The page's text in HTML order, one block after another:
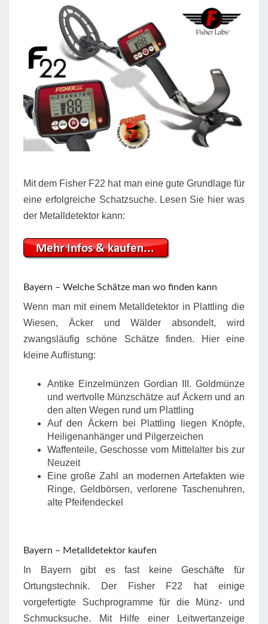
Mit dem Fisher F22 hat man eine gute Grundlage für
eine erfolgreiche Schatzsuche. Lesen Sie hier was
der Metalldetektor kann:
Bayern – Welche Schätze man wo finden kann
Wenn man mit einem Metalldetektor in Plattling die
Wiesen, Äcker und Wälder absondelt, wird
zwangsläufig schöne Schätze finden. Hier eine
kleine Auflistung:
Antike Einzelmünzen Gordian III. Goldmünze
und wertvolle Münzschätze auf Äckern und an
den alten Wegen rund um Plattling
Auf den Äckern bei Plattling liegen Knöpfe,
Heiligenanhänger und Pilgerzeichen
Waffenteile, Geschosse vom Mittelalter bis zur
Neuzeit
Eine große Zahl an modernen Artefakten wie
Ringe, Geldbörsen, verlorene Taschenuhren,
alte Pfeifendeckel
Bayern – Metalldetektor kaufen
In Bayern gibt es fast keine Geschäfte für
Ortungstechnik. Der Fisher F22 hat einige
vorgefertigte Suchprogramme für die Münz- und
Schmucksuche. Mit Hilfe einer Leitwertanzeige